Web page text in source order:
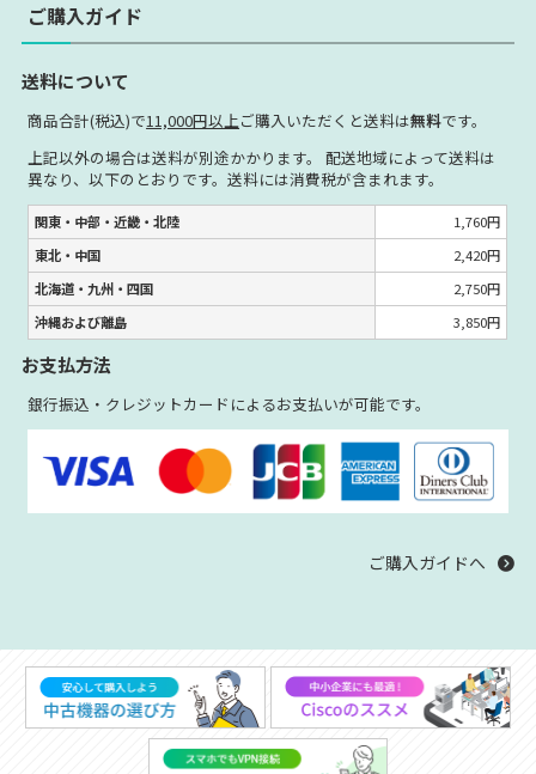
ご購入ガイド
送料について
商品合計(税込)で11,000円以上ご購入いただくと送料は無料です。
上記以外の場合は送料が別途かかります。 配送地域によって送料は
異なり、以下のとおりです。送料には消費税が含まれます。
関東・中部・近畿・北陸
1,760円
東北・中国
2,420円
北海道・九州・四国
2,750円
沖縄および離島
3,850円
お支払方法
銀行振込・クレジットカードによるお支払いが可能です。
ご購入ガイドへ